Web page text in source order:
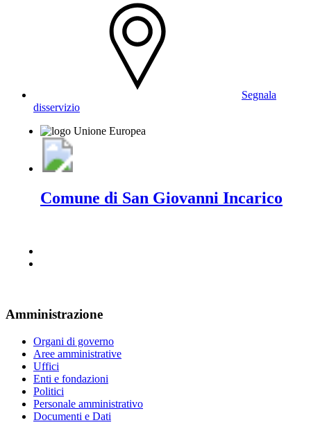
Segnala
disservizio
Comune di San Giovanni Incarico
Amministrazione
Organi di governo
Aree amministrative
Uffici
Enti e fondazioni
Politici
Personale amministrativo
Documenti e Dati